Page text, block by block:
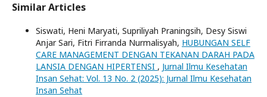
Similar Articles
Siswati, Heni Maryati, Supriliyah Praningsih, Desy Siswi
Anjar Sari, Fitri Firranda Nurmalisyah, HUBUNGAN SELF
CARE MANAGEMENT DENGAN TEKANAN DARAH PADA
LANSIA DENGAN HIPERTENSI , Jurnal Ilmu Kesehatan
Insan Sehat: Vol. 13 No. 2 (2025): Jurnal Ilmu Kesehatan
Insan Sehat